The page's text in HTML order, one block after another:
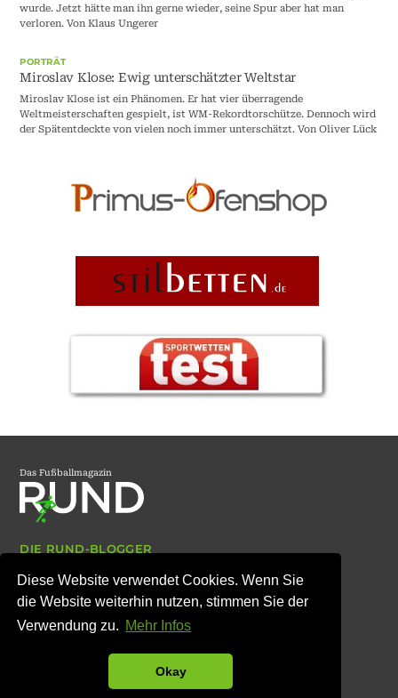
Diese Website verwendet Cookies. Wenn Sie
die Website weiterhin nutzen, stimmen Sie der
Verwendung zu. Mehr Infos
Okay
wurde. Jetzt hätte man ihn gerne wieder, seine Spur aber hat man
verloren. Von Klaus Ungerer
PORTRÄT
Miroslav Klose: Ewig unterschätzter Weltstar
Miroslav Klose ist ein Phänomen. Er hat vier überragende
Weltmeisterschaften gespielt, ist WM-Rekordtorschütze. Dennoch wird
der Spätentdeckte von vielen noch immer unterschätzt. Von Oliver Lück
Das Fußballmagazin
DIE RUND-BLOGGER
IMPRESSUM
DATENSCHUTZ
© Copyright RUND-Magazin 2007 bis 2026